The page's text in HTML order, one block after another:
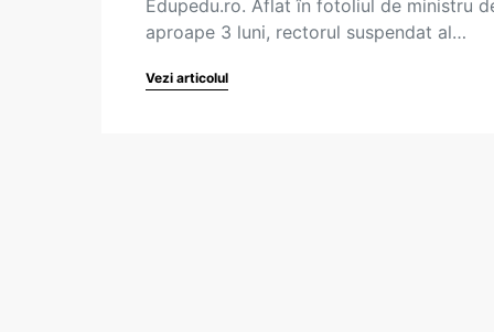
Edupedu.ro. Aflat în fotoliul de ministru
aproape 3 luni, rectorul suspendat al…
Vezi articolul